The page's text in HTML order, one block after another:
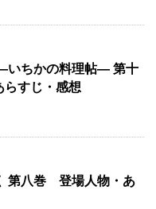
いちかの料理帖― 第十
すじ・感想
第八巻 登場人物・あ